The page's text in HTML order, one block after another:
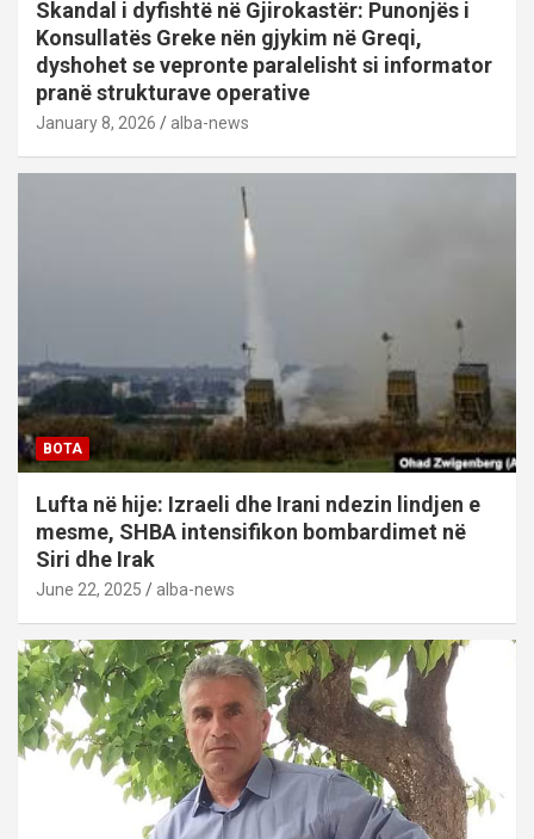
Skandal i dyfishtë në Gjirokastër: Punonjës i
Konsullatës Greke nën gjykim në Greqi,
dyshohet se vepronte paralelisht si informator
pranë strukturave operative
January 8, 2026 alba-news
BOTA
Lufta në hije: Izraeli dhe Irani ndezin lindjen e
mesme, SHBA intensifikon bombardimet në
Siri dhe Irak
June 22, 2025 alba-news